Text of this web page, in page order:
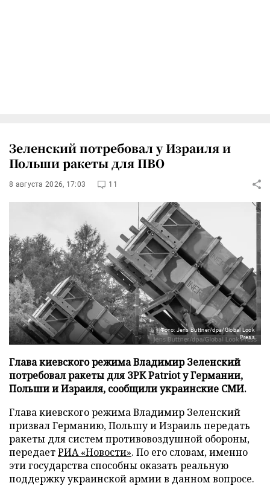
Зеленский потребовал у Израиля и
Польши ракеты для ПВО
8 августа 2026, 17:03 11
Фото: Jens Buttner/dpa/Global Look
Press
Глава киевского режима Владимир Зеленский
потребовал ракеты для ЗРК Patriot у Германии,
Польши и Израиля, сообщили украинские СМИ.
Глава киевского режима Владимир Зеленский
призвал Германию, Польшу и Израиль передать
ракеты для систем противовоздушной обороны,
передаетРИА «Новости». По его словам, именно
эти государства способны оказать реальную
поддержку украинской армии в данном вопросе.